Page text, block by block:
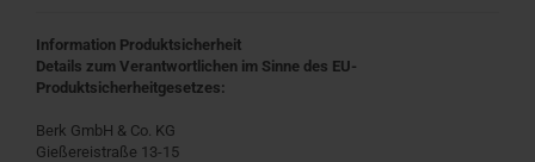
Information Produktsicherheit
Details zum Verantwortlichen im Sinne des EU-
Produktsicherheitgesetzes:
Berk GmbH & Co. KG
Gießereistraße 13-15